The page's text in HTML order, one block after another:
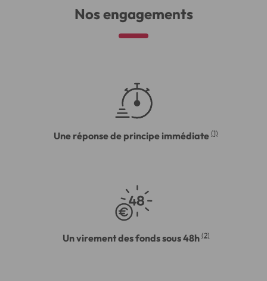
Nos engagements
Une réponse de principe immédiate (1)
Un virement des fonds sous 48h (2)